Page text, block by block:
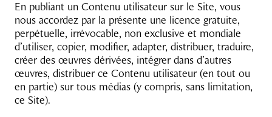
En publiant un Contenu utilisateur sur le Site, vous
nous accordez par la présente une licence gratuite,
perpétuelle, irrévocable, non exclusive et mondiale
d’utiliser, copier, modifier, adapter, distribuer, traduire,
créer des œuvres dérivées, intégrer dans d’autres
œuvres, distribuer ce Contenu utilisateur (en tout ou
en partie) sur tous médias (y compris, sans limitation,
ce Site).